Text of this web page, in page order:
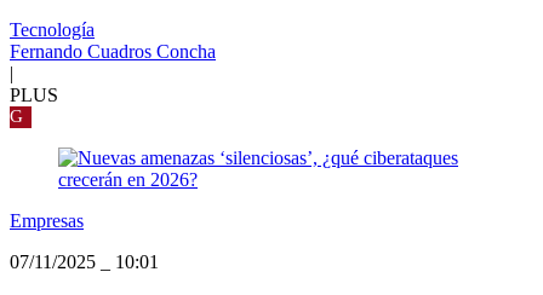
Tecnología
Fernando Cuadros Concha
|
PLUS
G
Empresas
07/11/2025
10:01